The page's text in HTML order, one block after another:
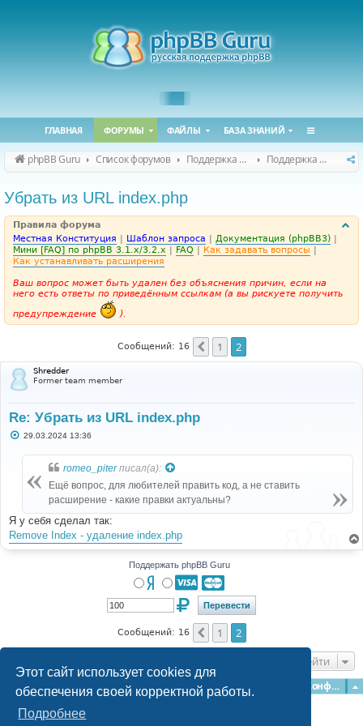
Этот сайт использует cookies для
обеспечения своей корректной работы.
Подробнее
ГЛАВНАЯ ФОРУМЫ ФАЙЛЫ БАЗА ЗНАНИЙ
phpBB Guru Список форумов Поддержка phpBB Поддержка phpBB 3.3.x
Убрать из URL index.php
Правила форума
Местная Конституция | Шаблон запроса | Документация (phpBB3) |
Мини [FAQ] по phpBB 3.1.x/3.2.x | FAQ | Как задавать вопросы |
Как устанавливать расширения
Ваш вопрос может быть удален без объяснения причин, если на
него есть ответы по приведённым ссылкам (а вы рискуете получить
предупреждение
).
Сообщений: 16 Пред.
1 2
Shredder
Former team member
Re: Убрать из URL index.php
С
е
29.03.2024 13:36
romeo_piterписал(а):
Ещё вопрос, для любителей править код, а не ставить
расширение - какие правки актуальны?
Я у себя сделал так:
Remove Index - удаление index.php
Поддержать phpBB Guru
Сообщений: 16 Пред.
1
2
Перейти
Главная Форумы Конфиденциальность
Наша команда